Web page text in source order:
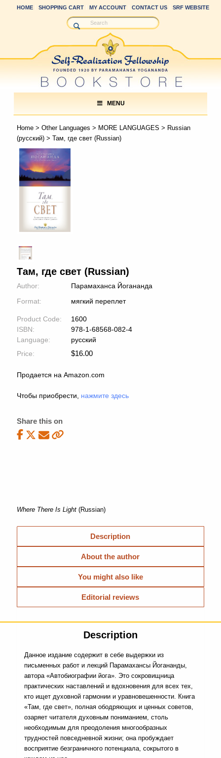
HOME SHOPPING CART MY ACCOUNT CONTACT US SRF WEBSITE
MENU
Home> Other Languages > MORE LANGUAGES > Russian
(русский)> Там, где свет (Russian)
Там, где свет (Russian)
Author:
Парамаханса Йогананда
Format:
мягкий переплет
Product Code:
1600
ISBN:
978-1-68568-082-4
Language:
русский
Price:
$16.00
Продается на Amazon.com
Чтобы приобрести, нажмите здесь
Share this on
Where There Is Light(Russian)
Description
About the author
You might also like
Editorial reviews
Description
Данное издание содержит в себе выдержки из
письменных работ и лекций Парамахансы Йогананды,
автора «Автобиографии йога». Это сокровищница
практических наставлений и вдохновения для всех тех,
кто ищет духовной гармонии и уравновешенности. Книга
«Там, где свет», полная ободряющих и ценных советов,
озаряет читателя духовным пониманием, столь
необходимым для преодоления многообразных
трудностей повседневной жизни; она пробуждает
восприятие безграничного потенциала, сокрытого в